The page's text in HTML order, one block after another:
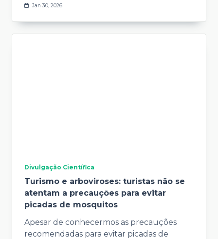
Jan 30, 2026
Divulgação Científica
Turismo e arboviroses: turistas não se
atentam a precauções para evitar
picadas de mosquitos
Apesar de conhecermos as precauções
recomendadas para evitar picadas de